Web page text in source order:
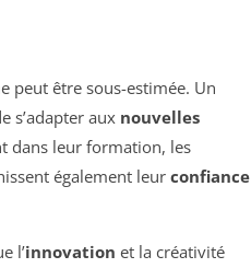
peut être sous-estimée. Un
s’adapter aux nouvelles
dans leur formation, les
également leurconfiance
l’innovation et la créativité